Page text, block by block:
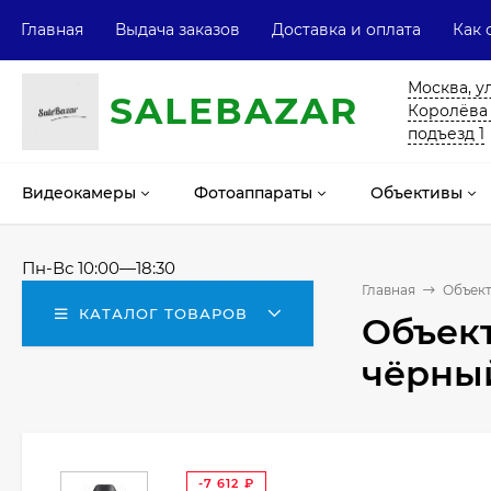
Главная Выдача заказов Доставка и оплата Как
SALEВAZAR
Москва,
Королёва
подъезд 1
Видеокамеры Фотоаппараты Объективы
Пн-Вс 10:00—18:30
КАТАЛОГ ТОВАРОВ
Главная
-7 612